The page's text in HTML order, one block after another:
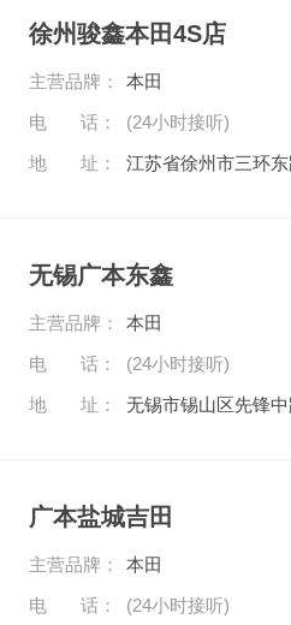
徐州骏鑫本田4S店
主营品牌：
本田
电 话：
(24小时接听)
地 址：
江苏省徐州市三环
无锡广本东鑫
主营品牌：
本田
电 话：
(24小时接听)
地 址：
无锡市锡山区先锋
广本盐城吉田
主营品牌：
本田
电 话：
(24小时接听)